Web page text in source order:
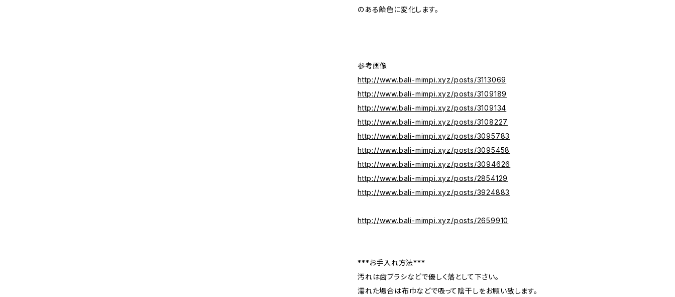
のある飴色に変化します。
参考画像
http://www.bali-mimpi.xyz/posts/3113069
http://www.bali-mimpi.xyz/posts/3109189
http://www.bali-mimpi.xyz/posts/3109134
http://www.bali-mimpi.xyz/posts/3108227
http://www.bali-mimpi.xyz/posts/3095783
http://www.bali-mimpi.xyz/posts/3095458
http://www.bali-mimpi.xyz/posts/3094626
http://www.bali-mimpi.xyz/posts/2854129
http://www.bali-mimpi.xyz/posts/3924883
http://www.bali-mimpi.xyz/posts/2659910
***お手入れ方法***
汚れは歯ブラシなどで優しく落として下さい。
濡れた場合は布巾などで吸って陰干しをお願い致します。